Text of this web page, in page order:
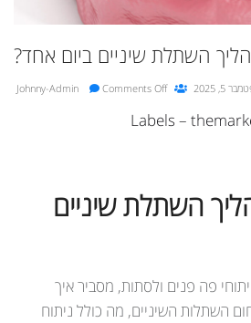
השתלת שיניים ביום אחד?
5, 2025
Johnny-Admin
Comments Off
Labels –
השתלת שיניים
פה פנים ולסתות, מסביר איך
השתלות השיניים, מה כולל ניתוח